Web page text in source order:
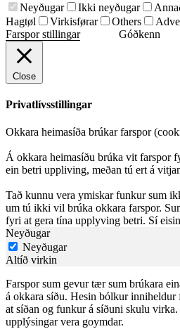
Neyðugar
Ikki neyðugar
Hagtøl
Virkisførar Others
Farspor stillingar
Góðkenn
Close
Privatlívsstillingar
Okkara heimasíða brúkar farspor
Á okkara heimasíðu brúka vit farspor
ein betri uppliving, meðan tú ert á
Tað kunnu vera ymiskar funkur sum
um tú ikki vil brúka okkara farspor.
fyri at gera tína upplyving betri. Sí
Neyðugar
Neyðugar
Altíð virkin
Farspor sum gevur tær sum brúkara
á okkara síðu. Hesin bólkur inniheldur
at síðan og funkur á síðuni skulu
upplýsingar vera goymdar.